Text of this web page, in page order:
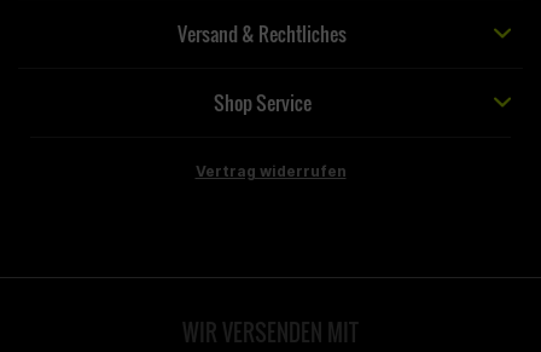
Versand & Rechtliches
Shop Service
Vertrag widerrufen
WIR VERSENDEN MIT